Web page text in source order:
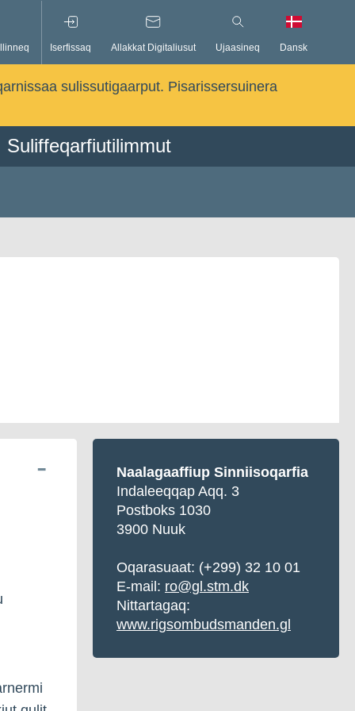
Iserfissaq Allakkat Digitaliusut Ujaasineq Dansk
sulissutigaarput. Pisarissersuinera
Suliffeqarfiutilimmut
Naalagaaffiup Sinniisoqarfia
Indaleeqqap Aqq. 3
Postboks 1030
3900 Nuuk
Oqarasuaat: (+299) 32 10 01
E-mail: ro@gl.stm.dk
Nittartagaq:
www.rigsombudsmanden.gl